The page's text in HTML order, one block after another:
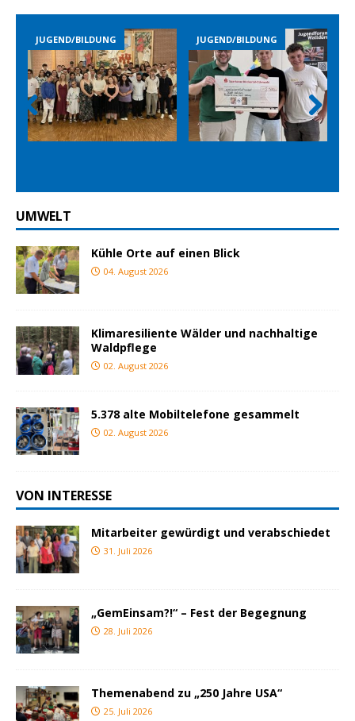
JUGEND/BILDUNG JUGEND/
Prev
ious
Nex
t
UMWELT
Kühle Orte auf einen Blick
04. August 2026
Klimaresiliente Wälder und nachhaltige
Waldpflege
02. August 2026
5.378 alte Mobiltelefone gesammelt
02. August 2026
VON INTERESSE
Mitarbeiter gewürdigt und verabschiedet
31. Juli 2026
„GemEinsam?!“ – Fest der Begegnung
28. Juli 2026
Themenabend zu „250 Jahre USA“
25. Juli 2026